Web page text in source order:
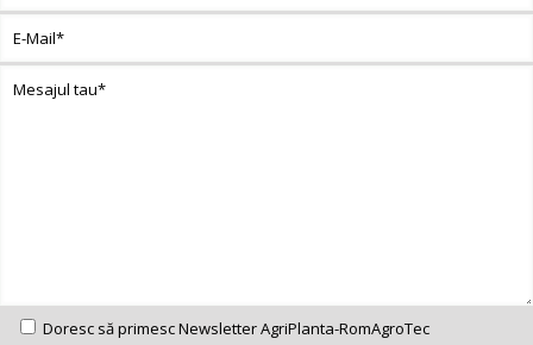
Doresc să primesc Newsletter AgriPlanta-RomAgroTec